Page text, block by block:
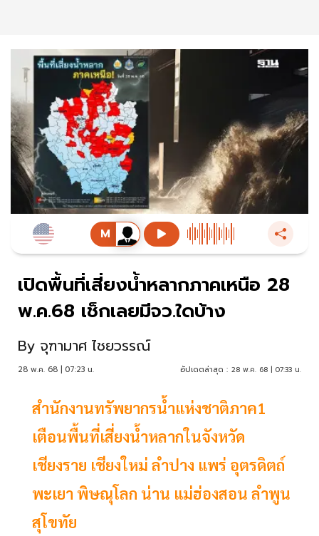
เปิดพื้นที่เสี่ยงน้ำหลากภาคเหนือ 28
พ.ค.68 เช็กเลยมีจว.ใดบ้าง
By จุฑามาศ ไชยวรรณ์
28 พ.ค. 68 | 07:23 น. อัปเดตล่าสุด : 28 พ.ค. 68 | 07:33 น.
สำนักงานทรัพยากรน้ำแห่งชาติภาค1
เตือนพื้นที่เสี่ยงน้ำหลากในจังหวัด
เชียงราย เชียงใหม่ ลำปาง แพร่ อุตรดิตถ์
พะเยา พิษณุโลก น่าน แม่ฮ่องสอน ลำพูน
สุโขทัย